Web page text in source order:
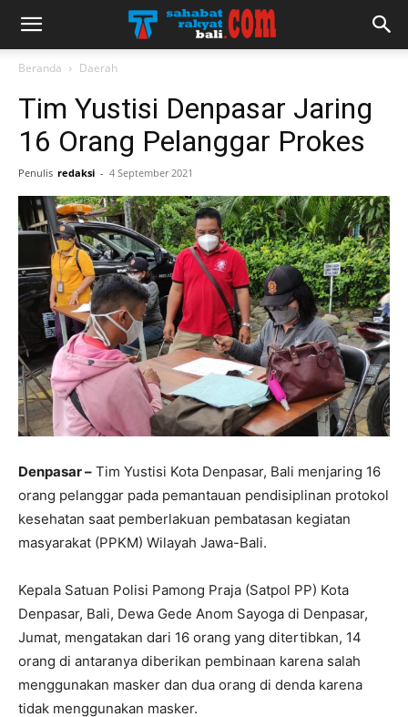
Beranda Daerah
Tim Yustisi Denpasar Jaring
16 Orang Pelanggar Prokes
Penulis redaksi - 4 September 2021
Denpasar – Tim Yustisi Kota Denpasar, Bali menjaring 16
orang pelanggar pada pemantauan pendisiplinan protokol
kesehatan saat pemberlakuan pembatasan kegiatan
masyarakat (PPKM) Wilayah Jawa-Bali.
Kepala Satuan Polisi Pamong Praja (Satpol PP) Kota
Denpasar, Bali, Dewa Gede Anom Sayoga di Denpasar,
Jumat, mengatakan dari 16 orang yang ditertibkan, 14
orang di antaranya diberikan pembinaan karena salah
menggunakan masker dan dua orang di denda karena
tidak menggunakan masker.